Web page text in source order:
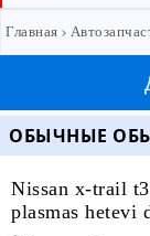
Главная
ОБЫЧНЫЕ
Nissan x-trail
plasmas hetevi